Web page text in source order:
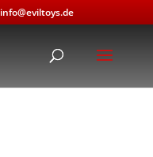
info@eviltoys.de